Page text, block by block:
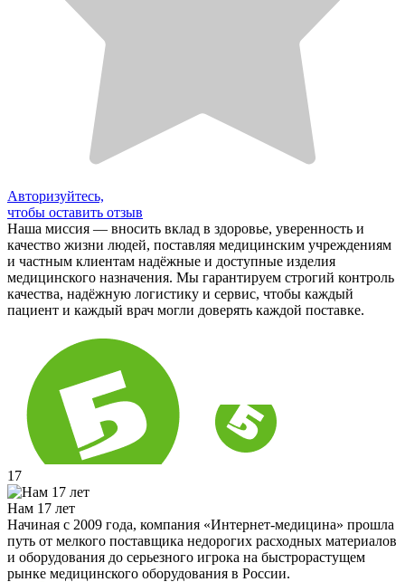
Авторизуйтесь,
чтобы оставить отзыв
Наша миссия — вносить вклад в здоровье, уверенность и
качество жизни людей, поставляя медицинским учреждениям
и частным клиентам надёжные и доступные изделия
медицинского назначения. Мы гарантируем строгий контроль
качества, надёжную логистику и сервис, чтобы каждый
пациент и каждый врач могли доверять каждой поставке.
17
Нам 17 лет
Начиная с 2009 года, компания «Интернет-медицина» прошла
путь от мелкого поставщика недорогих расходных материалов
и оборудования до серьезного игрока на быстрорастущем
рынке медицинского оборудования в России.